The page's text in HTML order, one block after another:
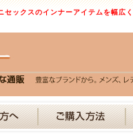
ックスのインナーアイテムを幅広